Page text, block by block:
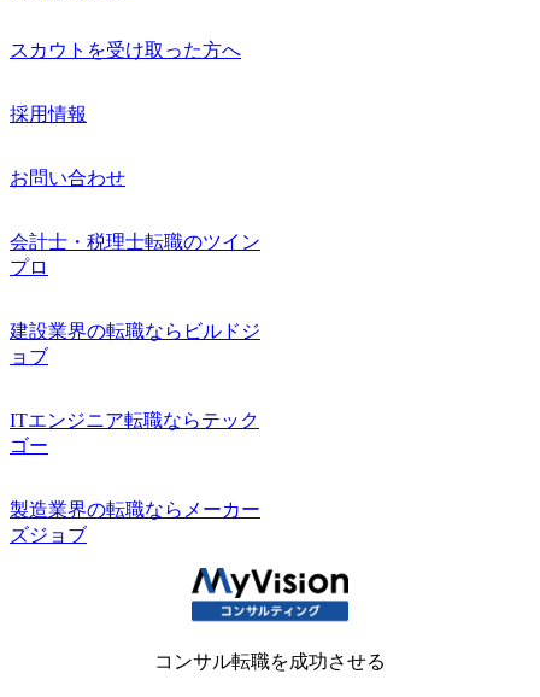
スカウトを受け取った方へ
採用情報
お問い合わせ
会計士・税理士転職のツイン
プロ
建設業界の転職ならビルドジ
ョブ
ITエンジニア転職ならテック
ゴー
製造業界の転職ならメーカー
ズジョブ
コンサル転職を成功させる